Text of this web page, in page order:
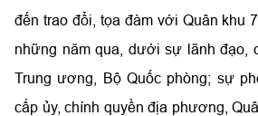
đến trao đổi, tọa đàm với Quân khu
những năm qua, dưới sự lãnh đạo,
Trung ương, Bộ Quốc phòng; sự
cấp ủy, chính quyền địa phương,